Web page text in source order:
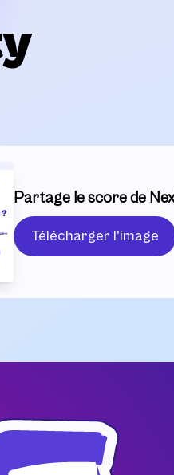
Partage le score de
Télécharger l'image